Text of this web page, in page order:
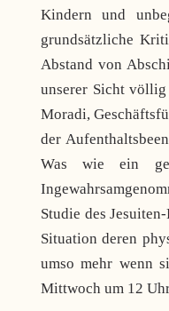
Kindern und
grundsätzliche
Abstand von
unserer Sicht völlig
Moradi,
der
Was wie ein
Studie des
Situation deren
umso mehr wenn
Mittwoch um 12